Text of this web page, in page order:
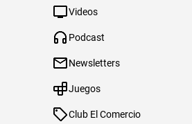
Videos
Podcast
Newsletters
Juegos
Club El Comercio